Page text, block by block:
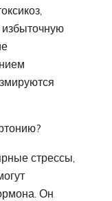
стрессы,
Он